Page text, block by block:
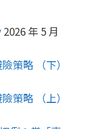
2026 年 5 月
策略 （下）
策略 （上）